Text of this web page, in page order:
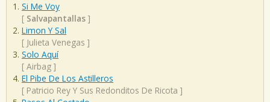
Si Me Voy
[ Salvapantallas ]
Limon Y Sal
[ Julieta Venegas ]
Solo Aquí
[ Airbag ]
El Pibe De Los Astilleros
[ Patricio Rey Y Sus Redonditos De Ricota ]